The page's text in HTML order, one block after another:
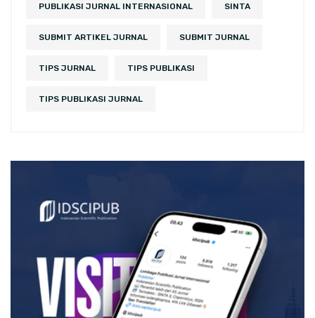
PUBLIKASI JURNAL INTERNASIONAL SINTA
SUBMIT ARTIKEL JURNAL SUBMIT JURNAL
TIPS JURNAL TIPS PUBLIKASI
TIPS PUBLIKASI JURNAL